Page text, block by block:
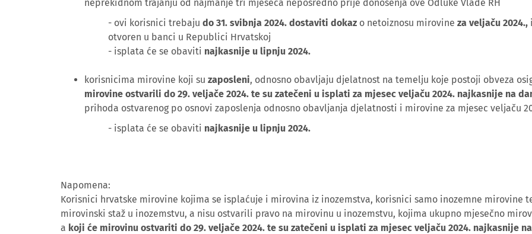
neprekidnom trajanju od najmanje tri mjeseca neposredno prije donošenja ove Odluke Vlade RH
- ovi korisnici trebaju do 31. svibnja 2024. dostaviti dokaz o netoiznosu mirovine za veljaču 2024.,
otvoren u banci u Republici Hrvatskoj
- isplata će se obaviti najkasnije u lipnju 2024.
korisnicima mirovine koji su zaposleni, odnosno obavljaju djelatnost na temelju koje postoji obveza
mirovine ostvarili do 29. veljače 2024. te su zatečeni u isplati za mjesec veljaču 2024. najkasnije na
prihoda ostvarenog po osnovi zaposlenja odnosno obavljanja djelatnosti i mirovine za mjesec veljaču
- isplata će se obaviti najkasnije u lipnju 2024.
Napomena:
Korisnici hrvatske mirovine kojima se isplaćuje i mirovina iz inozemstva, korisnici samo inozemne mirovine
mirovinski staž u inozemstvu, a nisu ostvarili pravo na mirovinu u inozemstvu, kojima ukupno mjesečno
a koji će mirovinu ostvariti do 29. veljače 2024. te su zatečeni u isplati za mjesec veljaču 2024. najkasnije